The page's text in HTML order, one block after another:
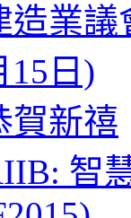
造業議
15日)
賀新禧
智